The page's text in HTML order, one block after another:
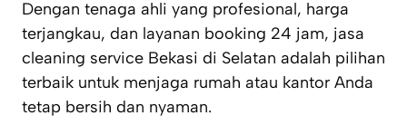
Dengan tenaga ahli yang profesional, harga
terjangkau, dan layanan booking 24 jam, jasa
cleaning service Bekasi di Selatan adalah pilihan
terbaik untuk menjaga rumah atau kantor Anda
tetap bersih dan nyaman.